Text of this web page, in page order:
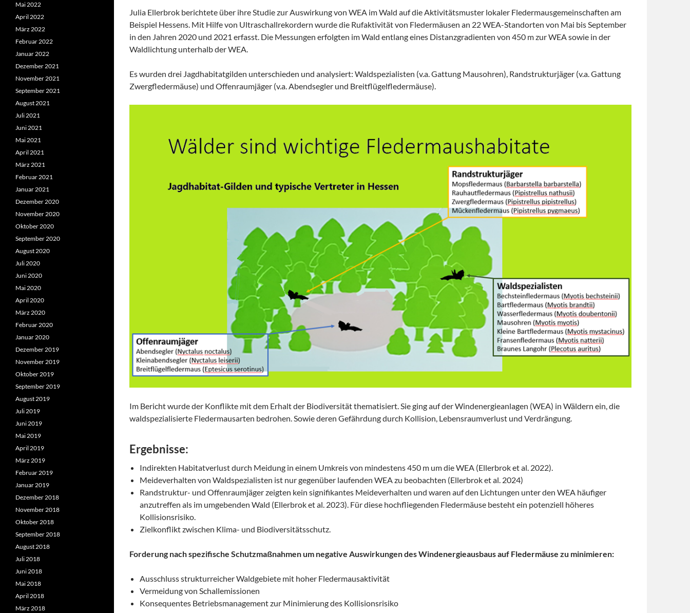
Julia Ellerbrok berichtete über ihre Studie zur Auswirkung von WEA im Wald auf die Aktivitätsmuster lokaler Fledermausgemeinschaften am
Beispiel Hessens. Mit Hilfe von Ultraschallrekordern wurde die Rufaktivität von Fledermäusen an 22 WEA-Standorten von Mai bis September
in den Jahren 2020 und 2021 erfasst. Die Messungen erfolgten im Wald entlang eines Distanzgradienten von 450 m zur WEA sowie in der
Waldlichtung unterhalb der WEA.
Es wurden drei Jagdhabitatgilden unterschieden und analysiert: Waldspezialisten (v.a. Gattung Mausohren), Randstrukturjäger (v.a. Gattung
Zwergfledermäuse) und Offenraumjäger (v.a. Abendsegler und Breitflügelfledermäuse).
Im Bericht wurde der Konflikte mit dem Erhalt der Biodiversität thematisiert. Sie ging auf der Windenergieanlagen (WEA) in Wäldern ein, die
waldspezialisierte Fledermausarten bedrohen. Sowie deren Gefährdung durch Kollision, Lebensraumverlust und Verdrängung.
Ergebnisse:
Indirekten Habitatverlust durch Meidung in einem Umkreis von mindestens 450 m um die WEA (Ellerbrok et al. 2022).
Meideverhalten von Waldspezialisten ist nur gegenüber laufenden WEA zu beobachten (Ellerbrok et al. 2024)
Randstruktur- und Offenraumjäger zeigten kein signifikantes Meideverhalten und waren auf den Lichtungen unter den WEA häufiger
anzutreffen als im umgebenden Wald (Ellerbrok et al. 2023). Für diese hochfliegenden Fledermäuse besteht ein potenziell höheres
Kollisionsrisiko.
Zielkonflikt zwischen Klima- und Biodiversitätsschutz.
Forderung nach spezifische Schutzmaßnahmen um negative Auswirkungen des Windenergieausbaus auf Fledermäuse zu minimieren:
Ausschluss strukturreicher Waldgebiete mit hoher Fledermausaktivität
Vermeidung von Schallemissionen
Konsequentes Betriebsmanagement zur Minimierung des Kollisionsrisiko
Mai 2022
April 2022
März 2022
Februar 2022
Januar 2022
Dezember 2021
November 2021
September 2021
August 2021
Juli 2021
Juni 2021
Mai 2021
April 2021
März 2021
Februar 2021
Januar 2021
Dezember 2020
November 2020
Oktober 2020
September 2020
August 2020
Juli 2020
Juni 2020
Mai 2020
April 2020
März 2020
Februar 2020
Januar 2020
Dezember 2019
November 2019
Oktober 2019
September 2019
August 2019
Juli 2019
Juni 2019
Mai 2019
April 2019
März 2019
Februar 2019
Januar 2019
Dezember 2018
November 2018
Oktober 2018
September 2018
August 2018
Juli 2018
Juni 2018
Mai 2018
April 2018
März 2018